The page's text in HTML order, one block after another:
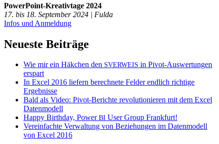
PowerPoint-Kreativtage 2024
17. bis 18. September 2024 | Fulda
Infos und Anmeldung
Neueste Beiträge
Wie mir ein Häkchen den SVERWEIS in Pivot-Auswertungen
erspart
In Excel 2016 liefern berechnete Felder endlich richtige
Ergebnisse
Bald als Video: Pivot-Berichte revolutionieren mit dem Excel
Datenmodell
Happy Birthday, PowerBI User Group Frankfurt!
Vereinfachte Verwaltung von Beziehungen im Datenmodell
von Excel 2016